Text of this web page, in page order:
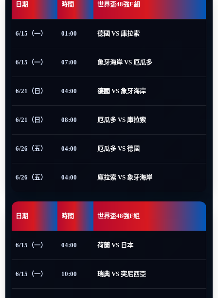
日期 時間 世界盃48強E組
6/15（一） 01:00 德國 VS 庫拉索
6/15（一） 07:00 象牙海岸 VS 厄瓜多
6/21（日） 04:00 德國 VS 象牙海岸
6/21（日） 08:00 厄瓜多 VS 庫拉索
6/26（五） 04:00 厄瓜多 VS 德國
6/26（五） 04:00 庫拉索 VS 象牙海岸
日期 時間 世界盃48強F組
6/15（一） 04:00 荷蘭 VS 日本
6/15（一） 10:00 瑞典 VS 突尼西亞